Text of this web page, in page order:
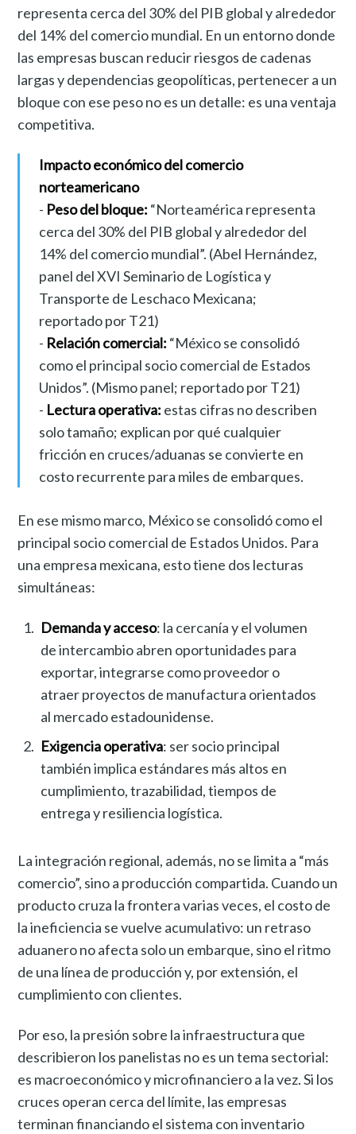
representa cerca del 30% del PIB global y alrededor
del 14% del comercio mundial. En un entorno donde
las empresas buscan reducir riesgos de cadenas
largas y dependencias geopolíticas, pertenecer a un
bloque con ese peso no es un detalle: es una ventaja
competitiva.
Impacto económico del comercio
norteamericano
- Peso del bloque: “Norteamérica representa
cerca del 30% del PIB global y alrededor del
14% del comercio mundial”. (Abel Hernández,
panel del XVI Seminario de Logística y
Transporte de Leschaco Mexicana;
reportado por T21)
- Relación comercial: “México se consolidó
como el principal socio comercial de Estados
Unidos”. (Mismo panel; reportado por T21)
- Lectura operativa: estas cifras no describen
solo tamaño; explican por qué cualquier
fricción en cruces/aduanas se convierte en
costo recurrente para miles de embarques.
En ese mismo marco, México se consolidó como el
principal socio comercial de Estados Unidos. Para
una empresa mexicana, esto tiene dos lecturas
simultáneas:
Demanda y acceso: la cercanía y el volumen
de intercambio abren oportunidades para
exportar, integrarse como proveedor o
atraer proyectos de manufactura orientados
al mercado estadounidense.
Exigencia operativa: ser socio principal
también implica estándares más altos en
cumplimiento, trazabilidad, tiempos de
entrega y resiliencia logística.
La integración regional, además, no se limita a “más
comercio”, sino a producción compartida. Cuando un
producto cruza la frontera varias veces, el costo de
la ineficiencia se vuelve acumulativo: un retraso
aduanero no afecta solo un embarque, sino el ritmo
de una línea de producción y, por extensión, el
cumplimiento con clientes.
Por eso, la presión sobre la infraestructura que
describieron los panelistas no es un tema sectorial:
es macroeconómico y microfinanciero a la vez. Si los
cruces operan cerca del límite, las empresas
terminan financiando el sistema con inventario